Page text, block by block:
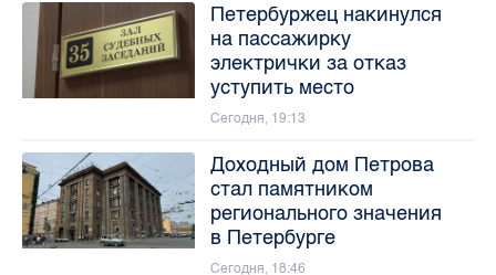
Петербуржец накинулся
на пассажирку
электрички за отказ
уступить место
Сегодня, 19:13
Доходный дом Петрова
стал памятником
регионального значения
в Петербурге
Сегодня, 18:46